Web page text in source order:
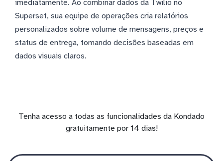
imediatamente. Ao combinar dados da Twilio no
Superset, sua equipe de operações cria relatórios
personalizados sobre volume de mensagens, preços e
status de entrega, tomando decisões baseadas em
dados visuais claros.
Tenha acesso a todas as funcionalidades da Kondado
gratuitamente por 14 dias!